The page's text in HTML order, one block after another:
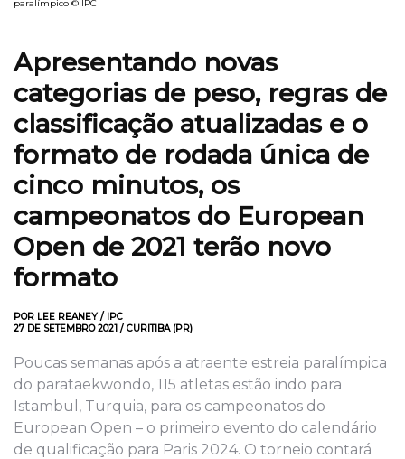
paralímpico © IPC
Apresentando novas
categorias de peso, regras de
classificação atualizadas e o
formato de rodada única de
cinco minutos, os
campeonatos do European
Open de 2021 terão novo
formato
POR LEE REANEY / IPC
27 DE SETEMBRO 2021 / CURITIBA (PR)
Poucas semanas após a atraente estreia paralímpica
do parataekwondo, 115 atletas estão indo para
Istambul, Turquia, para os campeonatos do
European Open – o primeiro evento do calendário
de qualificação para Paris 2024. O torneio contará